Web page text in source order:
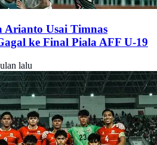
Arianto Usai Timnas
ke Final Piala AFF U-19
lalu